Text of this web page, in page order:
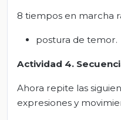
8 tiempos en marcha
postura de temor.
Actividad 4.
Ahora repite las
expresiones y